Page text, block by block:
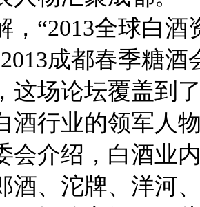
“2013全球白酒
成都春季糖
这场论坛覆盖到
酒行业的领军人
介绍，白酒业内
酒、沱牌、洋河